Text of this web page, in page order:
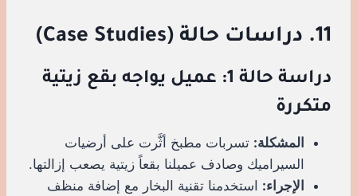
11. دراسات حالة (Case Studies)
دراسة حالة 1: عميل يواجه بقع زيتية
متكررة
المشكلة: تسربات مطبخ أثَّرت على أرضيات
السيراميك وصادف عميلنا بقعاً زيتية يصعب إزالتها.
الإجراء: استخدمنا تقنية البخار مع إضافة منظف